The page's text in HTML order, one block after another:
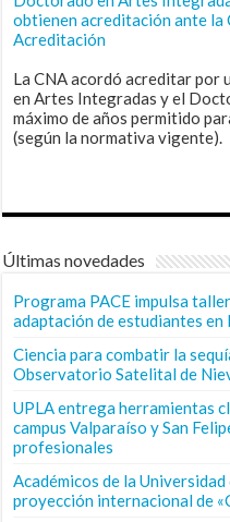
obtienen acreditación ante la
Acreditación
La CNA acordó acreditar por
en Artes Integradas y el
máximo de años permitido
(según la normativa vigente).
Últimas novedades
Programa PACE impulsa
adaptación de estudiantes en
Ciencia para combatir la
Observatorio Satelital de
UPLA entrega herramientas
campus Valparaíso y San
profesionales
Académicos de la
proyección internacional de